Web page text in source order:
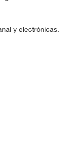
y electrónicas.